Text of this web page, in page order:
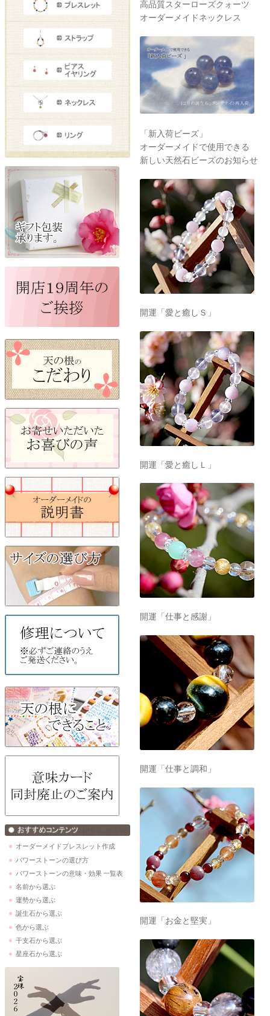
オーダーメイドブレスレット作成
パワーストーンの選び方
パワーストーンの意味・効果 一覧表
名前から選ぶ
運勢から選ぶ
誕生石から選ぶ
色から選ぶ
干支石から選ぶ
星座石から選ぶ
高品質スターローズクォーツ
オーダーメイドネックレス
「新入荷ビーズ」
オーダーメイドで使用できる
新しい天然石ビーズのお知らせ
開運「愛と癒しＳ」
開運「愛と癒しＬ」
開運「仕事と感謝」
開運「仕事と調和」
開運「お金と堅実」